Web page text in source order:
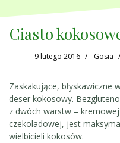
Ciasto
9 lutego 2016 Gosia
Zaskakujące, błyskawiczne
deser kokosowy.
z dwóch warstw –
czekoladowej, jest
wielbicieli kokosów.